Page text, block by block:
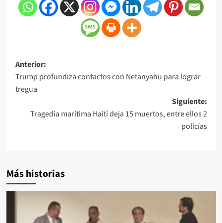
Anterior:
Trump profundiza contactos con Netanyahu para lograr
tregua
Siguiente:
Tragedia marítima Haití deja 15 muertos, entre ellos 2
policías
Más historias